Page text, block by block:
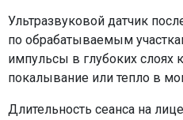
Ультразвуковой датчик
по обрабатываемым
импульсы в глубоких
покалывание или тепло в
Длительность сеанса на